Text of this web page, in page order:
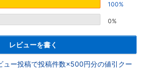
100%
0%
レビューを書く
ュー投稿で投稿件数×500円分の値引クー